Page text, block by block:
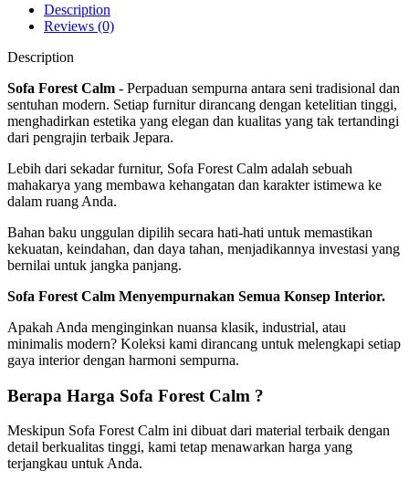
Description
Reviews (0)
Description
Sofa Forest Calm - Perpaduan sempurna antara seni tradisional dan
sentuhan modern. Setiap furnitur dirancang dengan ketelitian tinggi,
menghadirkan estetika yang elegan dan kualitas yang tak tertandingi
dari pengrajin terbaik Jepara.
Lebih dari sekadar furnitur, Sofa Forest Calm adalah sebuah
mahakarya yang membawa kehangatan dan karakter istimewa ke
dalam ruang Anda.
Bahan baku unggulan dipilih secara hati-hati untuk memastikan
kekuatan, keindahan, dan daya tahan, menjadikannya investasi yang
bernilai untuk jangka panjang.
Sofa Forest Calm Menyempurnakan Semua Konsep Interior.
Apakah Anda menginginkan nuansa klasik, industrial, atau
minimalis modern? Koleksi kami dirancang untuk melengkapi setiap
gaya interior dengan harmoni sempurna.
Berapa Harga Sofa Forest Calm ?
Meskipun Sofa Forest Calm ini dibuat dari material terbaik dengan
detail berkualitas tinggi, kami tetap menawarkan harga yang
terjangkau untuk Anda.